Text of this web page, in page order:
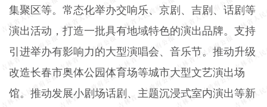
集聚区等。常态化举办交响乐、京剧、吉剧、话剧等
演出活动，打造一批具有地域特色的演出品牌。支持
引进举办有影响力的大型演唱会、音乐节。推动升级
改造长春市奥体公园体育场等城市大型文艺演出场
馆。推动发展小剧场话剧、主题沉浸式室内演出等新